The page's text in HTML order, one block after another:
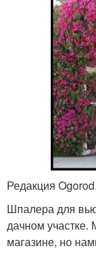
Редакция
Шпалера для
дачном участке.
магазине, но